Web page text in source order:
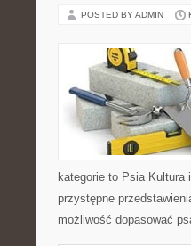
POSTED BY ADMIN
kategorie to Psia
przystępne
możliwość dopasować